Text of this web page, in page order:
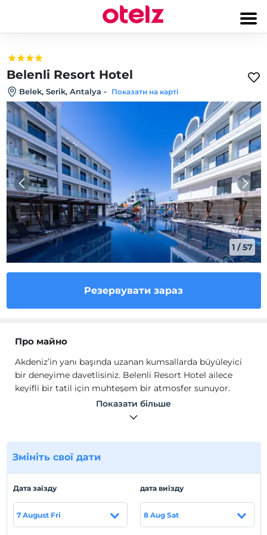
Belenli Resort Hotel
Belek, Serik, Antalya - Показати на карті
1 /57
Резервувати зараз
Про майно
Akdeniz’in yanı başında uzanan kumsallarda büyüleyici
bir deneyime davetlisiniz. Belenli Resort Hotel ailece
keyifli bir tatil için muhteşem bir atmosfer sunuyor.
Tesisimiz 01.11.24-20.05.25 tarihleri arasında sadece oda
kahvaltı hizmet vermektedir. Havuzlar, spa belirtilen
yapabilirsiniz. Öğleden sonra Aquapark’ta eğlenceye
doyabilir, ardından rahatlatıcı SPA masajıyla
yenilenebilirsiniz. Akşam olduğunda ise müzik ve dansla
tempoyu doruklara çıkarabilirsiniz. Buradaki onlarca
seçenek arasından dilediğinizi seçerek her dakikanızı
keyifle geçireceğinizden eminiz.
Показати більше
Змініть свої дати
Дата заїзду
7 August Fri
дата виїзду
8 Aug Sat